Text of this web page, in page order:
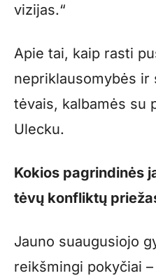
vizijas.“
Apie tai, kaip rasti
nepriklausomybės ir
tėvais, kalbamės su
Ulecku.
Kokios pagrindinės
tėvų konfliktų
Jauno suaugusiojo
reikšmingi pokyčiai